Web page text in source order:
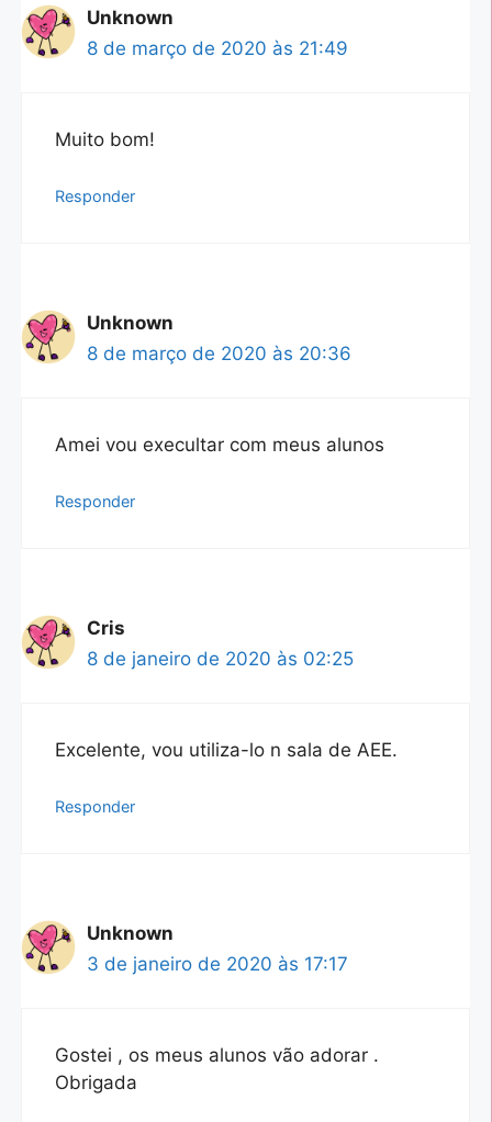
Unknown
8 de março de 2020 às 21:49
Muito bom!
Responder
Unknown
8 de março de 2020 às 20:36
Amei vou execultar com meus alunos
Responder
Cris
8 de janeiro de 2020 às 02:25
Excelente, vou utiliza-lo n sala de AEE.
Responder
Unknown
3 de janeiro de 2020 às 17:17
Gostei , os meus alunos vão adorar .
Obrigada